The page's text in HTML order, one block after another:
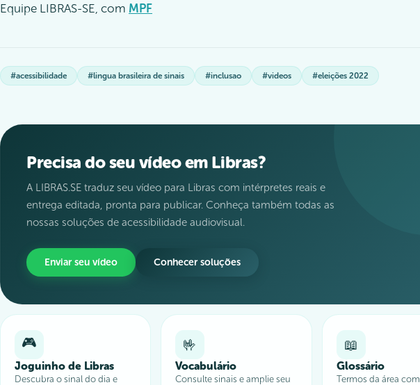
Equipe LIBRAS-SE, com MPF
#acessibilidade #lingua brasileira de sinais #inclusao #videos #eleições 2022
Precisa do seu vídeo em Libras?
A LIBRAS.SE traduz seu vídeo para Libras com intérpretes reais e
entrega editada, pronta para publicar. Conheça também todas as
nossas soluções de acessibilidade audiovisual.
Enviar seu vídeo Conhecer soluções
🎮
Joguinho de Libras
Descubra o sinal do dia e
🤟
Vocabulário
Consulte sinais e amplie seu
📖
Glossário
Termos da área com